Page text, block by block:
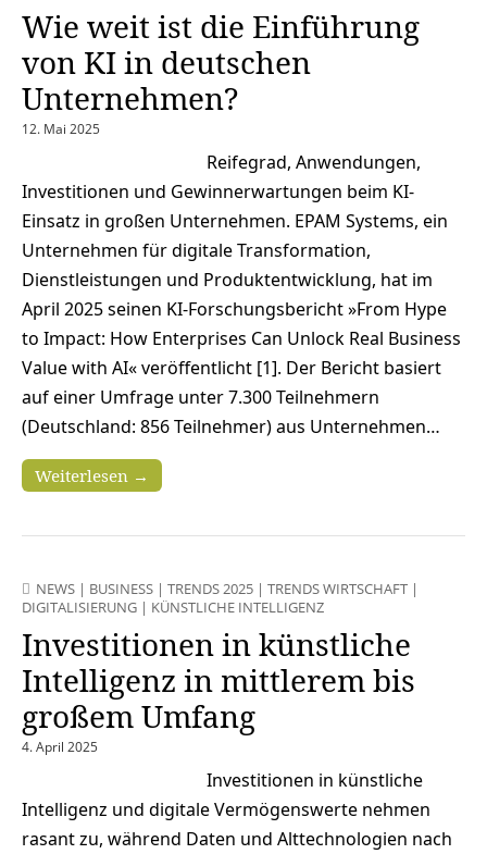
Wie weit ist die Einführung
von KI in deutschen
Unternehmen?
12. Mai 2025
Reifegrad, Anwendungen,
Investitionen und Gewinnerwartungen beim KI-
Einsatz in großen Unternehmen. EPAM Systems, ein
Unternehmen für digitale Transformation,
Dienstleistungen und Produktentwicklung, hat im
April 2025 seinen KI-Forschungsbericht »From Hype
to Impact: How Enterprises Can Unlock Real Business
Value with AI« veröffentlicht [1]. Der Bericht basiert
auf einer Umfrage unter 7.300 Teilnehmern
(Deutschland: 856 Teilnehmer) aus Unternehmen…
Weiterlesen →
NEWS | BUSINESS | TRENDS 2025 | TRENDS WIRTSCHAFT |
DIGITALISIERUNG | KÜNSTLICHE INTELLIGENZ
Investitionen in künstliche
Intelligenz in mittlerem bis
großem Umfang
4. April 2025
Investitionen in künstliche
Intelligenz und digitale Vermögenswerte nehmen
rasant zu, während Daten und Alttechnologien nach